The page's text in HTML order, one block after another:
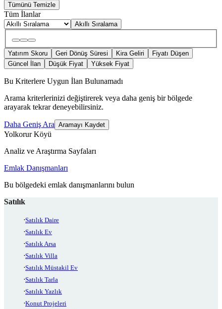
Tümünü Temizle
Tüm İlanlar
Akıllı Sıralama
Yatırım Skoru Geri Dönüş Süresi Kira Geliri
Fiyatı Düşen
Güncel İlan
Düşük Fiyat Yüksek Fiyat
Bu Kriterlere Uygun İlan Bulunamadı
Arama kriterlerinizi değiştirerek veya daha geniş bir bölgede
arayarak tekrar deneyebilirsiniz.
Daha Geniş Ara Aramayı Kaydet
Yolkorur Köyü
Analiz ve Araştırma Sayfaları
Emlak Danışmanları
Bu bölgedeki emlak danışmanlarını bulun
Satılık
Satılık Daire
Satılık Ev
Satılık Arsa
Satılık Villa
Satılık Müstakil Ev
Satılık Tarla
Satılık Yazlık
Konut Projeleri